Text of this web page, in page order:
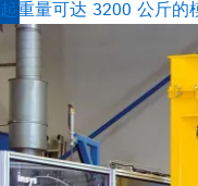
起重量可达 3200 公斤的